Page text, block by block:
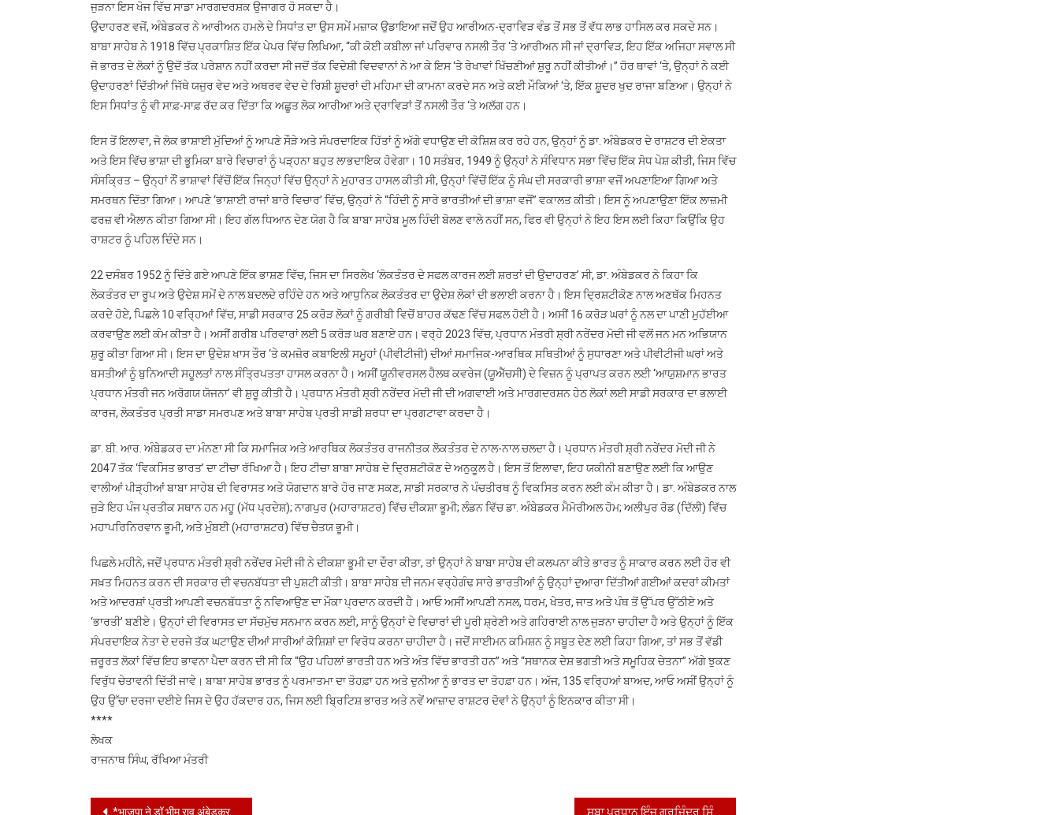
ਜੁੜਨਾ ਇਸ ਖੋਜ ਵਿੱਚ ਸਾਡਾ ਮਾਰਗਦਰਸ਼ਕ ਉਜਾਗਰ ਹੋ ਸਕਦਾ ਹੈ।
ਉਦਾਹਰਣ ਵਜੋਂ, ਅੰਬੇਡਕਰ ਨੇ ਆਰੀਅਨ ਹਮਲੇ ਦੇ ਸਿਧਾਂਤ ਦਾ ਉਸ ਸਮੇਂ ਮਜ਼ਾਕ ਉਡਾਇਆ ਜਦੋਂ ਉਹ ਆਰੀਅਨ-ਦ੍ਰਾਵਿੜ ਵੰਡ ਤੋਂ ਸਭ ਤੋਂ ਵੱਧ ਲਾਭ ਹਾਸਿਲ ਕਰ ਸਕਦੇ ਸਨ।
ਬਾਬਾ ਸਾਹੇਬ ਨੇ 1918 ਵਿੱਚ ਪ੍ਰਕਾਸ਼ਿਤ ਇੱਕ ਪੇਪਰ ਵਿੱਚ ਲਿਖਿਆ, “ਕੀ ਕੋਈ ਕਬੀਲਾ ਜਾਂ ਪਰਿਵਾਰ ਨਸਲੀ ਤੌਰ ‘ਤੇ ਆਰੀਅਨ ਸੀ ਜਾਂ ਦ੍ਰਾਵਿੜ, ਇਹ ਇੱਕ ਅਜਿਹਾ ਸਵਾਲ ਸੀ
ਜੋ ਭਾਰਤ ਦੇ ਲੋਕਾਂ ਨੂੰ ਉਦੋਂ ਤੱਕ ਪਰੇਸ਼ਾਨ ਨਹੀਂ ਕਰਦਾ ਸੀ ਜਦੋਂ ਤੱਕ ਵਿਦੇਸ਼ੀ ਵਿਦਵਾਨਾਂ ਨੇ ਆ ਕੇ ਇਸ ‘ਤੇ ਰੇਖਾਵਾਂ ਖਿੱਚਣੀਆਂ ਸ਼ੁਰੂ ਨਹੀਂ ਕੀਤੀਆਂ।” ਹੋਰ ਥਾਵਾਂ ‘ਤੇ, ਉਨ੍ਹਾਂ ਨੇ ਕਈ
ਉਦਾਹਰਣਾਂ ਦਿੱਤੀਆਂ ਜਿੱਥੇ ਯਜੁਰ ਵੇਦ ਅਤੇ ਅਥਰਵ ਵੇਦ ਦੇ ਰਿਸ਼ੀ ਸ਼ੂਦਰਾਂ ਦੀ ਮਹਿਮਾ ਦੀ ਕਾਮਨਾ ਕਰਦੇ ਸਨ ਅਤੇ ਕਈ ਮੌਕਿਆਂ ‘ਤੇ, ਇੱਕ ਸ਼ੂਦਰ ਖੁਦ ਰਾਜਾ ਬਣਿਆ। ਉਨ੍ਹਾਂ ਨੇ
ਇਸ ਸਿਧਾਂਤ ਨੂੰ ਵੀ ਸਾਫ਼-ਸਾਫ਼ ਰੱਦ ਕਰ ਦਿੱਤਾ ਕਿ ਅਛੂਤ ਲੋਕ ਆਰੀਆ ਅਤੇ ਦ੍ਰਾਵਿੜਾਂ ਤੋਂ ਨਸਲੀ ਤੌਰ ‘ਤੇ ਅਲੱਗ ਹਨ।
ਇਸ ਤੋਂ ਇਲਾਵਾ, ਜੋ ਲੋਕ ਭਾਸ਼ਾਈ ਮੁੱਦਿਆਂ ਨੂੰ ਆਪਣੇ ਸੌੜੇ ਅਤੇ ਸੰਪਰਦਾਇਕ ਹਿੱਤਾਂ ਨੂੰ ਅੱਗੇ ਵਧਾਉਣ ਦੀ ਕੋਸ਼ਿਸ਼ ਕਰ ਰਹੇ ਹਨ, ਉਨ੍ਹਾਂ ਨੂੰ ਡਾ. ਅੰਬੇਡਕਰ ਦੇ ਰਾਸ਼ਟਰ ਦੀ ਏਕਤਾ
ਅਤੇ ਇਸ ਵਿੱਚ ਭਾਸ਼ਾ ਦੀ ਭੂਮਿਕਾ ਬਾਰੇ ਵਿਚਾਰਾਂ ਨੂੰ ਪੜ੍ਹਨਾ ਬਹੁਤ ਲਾਭਦਾਇਕ ਹੋਵੇਗਾ। 10 ਸਤੰਬਰ, 1949 ਨੂੰ ਉਨ੍ਹਾਂ ਨੇ ਸੰਵਿਧਾਨ ਸਭਾ ਵਿੱਚ ਇੱਕ ਸੋਧ ਪੇਸ਼ ਕੀਤੀ, ਜਿਸ ਵਿੱਚ
ਸੰਸਕ੍ਰਿਤ – ਉਨ੍ਹਾਂ ਨੌਂ ਭਾਸ਼ਾਵਾਂ ਵਿੱਚੋਂ ਇੱਕ ਜਿਨ੍ਹਾਂ ਵਿੱਚ ਉਨ੍ਹਾਂ ਨੇ ਮੁਹਾਰਤ ਹਾਸਲ ਕੀਤੀ ਸੀ, ਉਨ੍ਹਾਂ ਵਿੱਚੋਂ ਇੱਕ ਨੂੰ ਸੰਘ ਦੀ ਸਰਕਾਰੀ ਭਾਸ਼ਾ ਵਜੋਂ ਅਪਣਾਇਆ ਗਿਆ ਅਤੇ
ਸਮਰਥਨ ਦਿੱਤਾ ਗਿਆ। ਆਪਣੇ ‘ਭਾਸ਼ਾਈ ਰਾਜਾਂ ਬਾਰੇ ਵਿਚਾਰ’ ਵਿੱਚ, ਉਨ੍ਹਾਂ ਨੇ “ਹਿੰਦੀ ਨੂੰ ਸਾਰੇ ਭਾਰਤੀਆਂ ਦੀ ਭਾਸ਼ਾ ਵਜੋਂ” ਵਕਾਲਤ ਕੀਤੀ। ਇਸ ਨੂੰ ਅਪਣਾਉਣਾ ਇੱਕ ਲਾਜ਼ਮੀ
ਫਰਜ਼ ਵੀ ਐਲਾਨ ਕੀਤਾ ਗਿਆ ਸੀ। ਇਹ ਗੱਲ ਧਿਆਨ ਦੇਣ ਯੋਗ ਹੈ ਕਿ ਬਾਬਾ ਸਾਹੇਬ ਮੂਲ ਹਿੰਦੀ ਬੋਲਣ ਵਾਲੇ ਨਹੀਂ ਸਨ, ਫਿਰ ਵੀ ਉਨ੍ਹਾਂ ਨੇ ਇਹ ਇਸ ਲਈ ਕਿਹਾ ਕਿਉਂਕਿ ਉਹ
ਰਾਸ਼ਟਰ ਨੂੰ ਪਹਿਲ ਦਿੰਦੇ ਸਨ।
22 ਦਸੰਬਰ 1952 ਨੂੰ ਦਿੱਤੇ ਗਏ ਆਪਣੇ ਇੱਕ ਭਾਸ਼ਣ ਵਿੱਚ, ਜਿਸ ਦਾ ਸਿਰਲੇਖ ‘ਲੋਕਤੰਤਰ ਦੇ ਸਫਲ ਕਾਰਜ ਲਈ ਸ਼ਰਤਾਂ ਦੀ ਉਦਾਹਰਣ’ ਸੀ, ਡਾ. ਅੰਬੇਡਕਰ ਨੇ ਕਿਹਾ ਕਿ
ਲੋਕਤੰਤਰ ਦਾ ਰੂਪ ਅਤੇ ਉਦੇਸ਼ ਸਮੇਂ ਦੇ ਨਾਲ ਬਦਲਦੇ ਰਹਿੰਦੇ ਹਨ ਅਤੇ ਆਧੁਨਿਕ ਲੋਕਤੰਤਰ ਦਾ ਉਦੇਸ਼ ਲੋਕਾਂ ਦੀ ਭਲਾਈ ਕਰਨਾ ਹੈ। ਇਸ ਦ੍ਰਿਸ਼ਟੀਕੋਣ ਨਾਲ ਅਣਥੱਕ ਮਿਹਨਤ
ਕਰਦੇ ਹੋਏ, ਪਿਛਲੇ 10 ਵਰ੍ਹਿਆਂ ਵਿੱਚ, ਸਾਡੀ ਸਰਕਾਰ 25 ਕਰੋੜ ਲੋਕਾਂ ਨੂੰ ਗਰੀਬੀ ਵਿਚੋਂ ਬਾਹਰ ਕੱਢਣ ਵਿੱਚ ਸਫਲ ਹੋਈ ਹੈ। ਅਸੀਂ 16 ਕਰੋੜ ਘਰਾਂ ਨੂੰ ਨਲ ਦਾ ਪਾਣੀ ਮੁਹੱਈਆ
ਕਰਵਾਉਣ ਲਈ ਕੰਮ ਕੀਤਾ ਹੈ। ਅਸੀਂ ਗਰੀਬ ਪਰਿਵਾਰਾਂ ਲਈ 5 ਕਰੋੜ ਘਰ ਬਣਾਏ ਹਨ। ਵਰ੍ਹੇ 2023 ਵਿੱਚ, ਪ੍ਰਧਾਨ ਮੰਤਰੀ ਸ਼੍ਰੀ ਨਰੇਂਦਰ ਮੋਦੀ ਜੀ ਵਲੋਂ ਜਨ ਮਨ ਅਭਿਯਾਨ
ਸ਼ੁਰੂ ਕੀਤਾ ਗਿਆ ਸੀ। ਇਸ ਦਾ ਉਦੇਸ਼ ਖਾਸ ਤੌਰ ‘ਤੇ ਕਮਜ਼ੋਰ ਕਬਾਇਲੀ ਸਮੂਹਾਂ (ਪੀਵੀਟੀਜੀ) ਦੀਆਂ ਸਮਾਜਿਕ-ਆਰਥਿਕ ਸਥਿਤੀਆਂ ਨੂੰ ਸੁਧਾਰਣਾ ਅਤੇ ਪੀਵੀਟੀਜੀ ਘਰਾਂ ਅਤੇ
ਬਸਤੀਆਂ ਨੂੰ ਬੁਨਿਆਦੀ ਸਹੂਲਤਾਂ ਨਾਲ ਸੰਤ੍ਰਿਪਤਤਾ ਹਾਸਲ ਕਰਨਾ ਹੈ। ਅਸੀਂ ਯੂਨੀਵਰਸਲ ਹੈਲਥ ਕਵਰੇਜ (ਯੂਐੱਚਸੀ) ਦੇ ਵਿਜ਼ਨ ਨੂੰ ਪ੍ਰਾਪਤ ਕਰਨ ਲਈ ‘ਆਯੁਸ਼ਮਾਨ ਭਾਰਤ
ਪ੍ਰਧਾਨ ਮੰਤਰੀ ਜਨ ਅਰੋਗਯ ਯੋਜਨਾ’ ਵੀ ਸ਼ੁਰੂ ਕੀਤੀ ਹੈ। ਪ੍ਰਧਾਨ ਮੰਤਰੀ ਸ਼੍ਰੀ ਨਰੇਂਦਰ ਮੋਦੀ ਜੀ ਦੀ ਅਗਵਾਈ ਅਤੇ ਮਾਰਗਦਰਸ਼ਨ ਹੇਠ ਲੋਕਾਂ ਲਈ ਸਾਡੀ ਸਰਕਾਰ ਦਾ ਭਲਾਈ
ਕਾਰਜ, ਲੋਕਤੰਤਰ ਪ੍ਰਤੀ ਸਾਡਾ ਸਮਰਪਣ ਅਤੇ ਬਾਬਾ ਸਾਹੇਬ ਪ੍ਰਤੀ ਸਾਡੀ ਸ਼ਰਧਾ ਦਾ ਪ੍ਰਗਟਾਵਾ ਕਰਦਾ ਹੈ।
ਡਾ. ਬੀ. ਆਰ. ਅੰਬੇਡਕਰ ਦਾ ਮੰਨਣਾ ਸੀ ਕਿ ਸਮਾਜਿਕ ਅਤੇ ਆਰਥਿਕ ਲੋਕਤੰਤਰ ਰਾਜਨੀਤਕ ਲੋਕਤੰਤਰ ਦੇ ਨਾਲ-ਨਾਲ ਚਲਦਾ ਹੈ। ਪ੍ਰਧਾਨ ਮੰਤਰੀ ਸ਼੍ਰੀ ਨਰੇਂਦਰ ਮੋਦੀ ਜੀ ਨੇ
2047 ਤੱਕ ‘ਵਿਕਸਿਤ ਭਾਰਤ’ ਦਾ ਟੀਚਾ ਰੱਖਿਆ ਹੈ। ਇਹ ਟੀਚਾ ਬਾਬਾ ਸਾਹੇਬ ਦੇ ਦ੍ਰਿਸ਼ਟੀਕੋਣ ਦੇ ਅਨੁਕੂਲ ਹੈ। ਇਸ ਤੋਂ ਇਲਾਵਾ, ਇਹ ਯਕੀਨੀ ਬਣਾਉਣ ਲਈ ਕਿ ਆਉਣ
ਵਾਲੀਆਂ ਪੀੜ੍ਹੀਆਂ ਬਾਬਾ ਸਾਹੇਬ ਦੀ ਵਿਰਾਸਤ ਅਤੇ ਯੋਗਦਾਨ ਬਾਰੇ ਹੋਰ ਜਾਣ ਸਕਣ, ਸਾਡੀ ਸਰਕਾਰ ਨੇ ਪੰਚਤੀਰਥ ਨੂੰ ਵਿਕਸਿਤ ਕਰਨ ਲਈ ਕੰਮ ਕੀਤਾ ਹੈ। ਡਾ. ਅੰਬੇਡਕਰ ਨਾਲ
ਜੁੜੇ ਇਹ ਪੰਜ ਪ੍ਰਤੀਕ ਸਥਾਨ ਹਨ ਮਹੂ (ਮੱਧ ਪ੍ਰਦੇਸ਼); ਨਾਗਪੁਰ (ਮਹਾਰਾਸ਼ਟਰ) ਵਿੱਚ ਦੀਕਸ਼ਾ ਭੂਮੀ; ਲੰਡਨ ਵਿੱਚ ਡਾ. ਅੰਬੇਡਕਰ ਮੈਮੋਰੀਅਲ ਹੋਮ; ਅਲੀਪੁਰ ਰੋਡ (ਦਿੱਲੀ) ਵਿੱਚ
ਮਹਾਪਰਿਨਿਰਵਾਨ ਭੂਮੀ, ਅਤੇ ਮੁੰਬਈ (ਮਹਾਰਾਸ਼ਟਰ) ਵਿੱਚ ਚੈਤਯ ਭੂਮੀ।
ਪਿਛਲੇ ਮਹੀਨੇ, ਜਦੋਂ ਪ੍ਰਧਾਨ ਮੰਤਰੀ ਸ਼੍ਰੀ ਨਰੇਂਦਰ ਮੋਦੀ ਜੀ ਨੇ ਦੀਕਸ਼ਾ ਭੂਮੀ ਦਾ ਦੌਰਾ ਕੀਤਾ, ਤਾਂ ਉਨ੍ਹਾਂ ਨੇ ਬਾਬਾ ਸਾਹੇਬ ਦੀ ਕਲਪਨਾ ਕੀਤੇ ਭਾਰਤ ਨੂੰ ਸਾਕਾਰ ਕਰਨ ਲਈ ਹੋਰ ਵੀ
ਸਖ਼ਤ ਮਿਹਨਤ ਕਰਨ ਦੀ ਸਰਕਾਰ ਦੀ ਵਚਨਬੱਧਤਾ ਦੀ ਪੁਸ਼ਟੀ ਕੀਤੀ। ਬਾਬਾ ਸਾਹੇਬ ਦੀ ਜਨਮ ਵਰ੍ਹੇਗੰਢ ਸਾਰੇ ਭਾਰਤੀਆਂ ਨੂੰ ਉਨ੍ਹਾਂ ਦੁਆਰਾ ਦਿੱਤੀਆਂ ਗਈਆਂ ਕਦਰਾਂ ਕੀਮਤਾਂ
ਅਤੇ ਆਦਰਸ਼ਾਂ ਪ੍ਰਤੀ ਆਪਣੀ ਵਚਨਬੱਧਤਾ ਨੂੰ ਨਵਿਆਉਣ ਦਾ ਮੌਕਾ ਪ੍ਰਦਾਨ ਕਰਦੀ ਹੈ। ਆਓ ਅਸੀਂ ਆਪਣੀ ਨਸਲ, ਧਰਮ, ਖੇਤਰ, ਜਾਤ ਅਤੇ ਪੰਥ ਤੋਂ ਉੱਪਰ ਉੱਠੀਏ ਅਤੇ
‘ਭਾਰਤੀ’ ਬਣੀਏ। ਉਨ੍ਹਾਂ ਦੀ ਵਿਰਾਸਤ ਦਾ ਸੱਚਮੁੱਚ ਸਨਮਾਨ ਕਰਨ ਲਈ, ਸਾਨੂੰ ਉਨ੍ਹਾਂ ਦੇ ਵਿਚਾਰਾਂ ਦੀ ਪੂਰੀ ਸ਼੍ਰੇਣੀ ਅਤੇ ਗਹਿਰਾਈ ਨਾਲ ਜੁੜਨਾ ਚਾਹੀਦਾ ਹੈ ਅਤੇ ਉਨ੍ਹਾਂ ਨੂੰ ਇੱਕ
ਸੰਪਰਦਾਇਕ ਨੇਤਾ ਦੇ ਦਰਜੇ ਤੱਕ ਘਟਾਉਣ ਦੀਆਂ ਸਾਰੀਆਂ ਕੋਸ਼ਿਸ਼ਾਂ ਦਾ ਵਿਰੋਧ ਕਰਨਾ ਚਾਹੀਦਾ ਹੈ। ਜਦੋਂ ਸਾਈਮਨ ਕਮਿਸ਼ਨ ਨੂੰ ਸਬੂਤ ਦੇਣ ਲਈ ਕਿਹਾ ਗਿਆ, ਤਾਂ ਸਭ ਤੋਂ ਵੱਡੀ
ਜ਼ਰੂਰਤ ਲੋਕਾਂ ਵਿੱਚ ਇਹ ਭਾਵਨਾ ਪੈਦਾ ਕਰਨ ਦੀ ਸੀ ਕਿ “ਉਹ ਪਹਿਲਾਂ ਭਾਰਤੀ ਹਨ ਅਤੇ ਅੰਤ ਵਿੱਚ ਭਾਰਤੀ ਹਨ” ਅਤੇ “ਸਥਾਨਕ ਦੇਸ਼ ਭਗਤੀ ਅਤੇ ਸਮੂਹਿਕ ਚੇਤਨਾ” ਅੱਗੇ ਝੁਕਣ
ਵਿਰੁੱਧ ਚੇਤਾਵਨੀ ਦਿੱਤੀ ਜਾਵੇ। ਬਾਬਾ ਸਾਹੇਬ ਭਾਰਤ ਨੂੰ ਪਰਮਾਤਮਾ ਦਾ ਤੋਹਫ਼ਾ ਹਨ ਅਤੇ ਦੁਨੀਆ ਨੂੰ ਭਾਰਤ ਦਾ ਤੋਹਫ਼ਾ ਹਨ। ਅੱਜ, 135 ਵਰ੍ਹਿਆਂ ਬਾਅਦ, ਆਓ ਅਸੀਂ ਉਨ੍ਹਾਂ ਨੂੰ
ਉਹ ਉੱਚਾ ਦਰਜਾ ਦਈਏ ਜਿਸ ਦੇ ਉਹ ਹੱਕਦਾਰ ਹਨ, ਜਿਸ ਲਈ ਬ੍ਰਿਟਿਸ਼ ਭਾਰਤ ਅਤੇ ਨਵੇਂ ਆਜ਼ਾਦ ਰਾਸ਼ਟਰ ਦੋਵਾਂ ਨੇ ਉਨ੍ਹਾਂ ਨੂੰ ਇਨਕਾਰ ਕੀਤਾ ਸੀ।
****
ਲੇਖਕ
ਰਾਜਨਾਥ ਸਿੰਘ, ਰੱਖਿਆ ਮੰਤਰੀ
*भाजपा ने डॉ भीम राव अंबेडकर अंबेडकर जयंती के उपलक्ष मे प्रतिमा को दूध से स्नान करवाया ਸੂਬਾ ਪ੍ਰਧਾਨ ਇੰਜ ਗੁਰਜਿੰਦਰ ਸਿੰਘ ਸਿੱਧੂ ਅਤੇ ਹੋਰ ਸਾਬਕਾ ਸੈਨਿਕ ਮੀਟਿੰਗ ਕਰਦੇ ਹੋਏ